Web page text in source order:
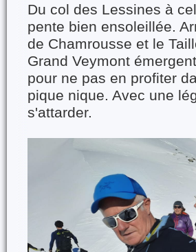
Du col des Lessines à
pente bien ensoleillée.
de Chamrousse et le
Grand Veymont
pour ne pas en profiter
pique nique. Avec une
s'attarder.